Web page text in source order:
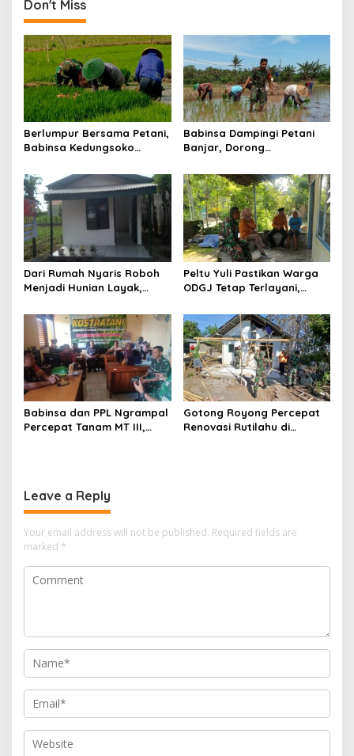
Don't Miss
Berlumpur Bersama Petani,
Babinsa Kedungsoko
untuk Ketahanan Pangan
Babinsa Dampingi Petani
Banjar, Dorong
Ketahanan Pangan
Dari Rumah Nyaris Roboh
Menjadi Hunian Layak,
Wujudkan Harapan Ibu Feri
Peltu Yuli Pastikan Warga
ODGJ Tetap Terlayani,
Tengah Masyarakat
Babinsa dan PPL Ngrampal
Percepat Tanam MT III,
Gotong Royong Percepat
Renovasi Rutilahu di
Leave a Reply
Your email address will not be published. Required fields are
marked *